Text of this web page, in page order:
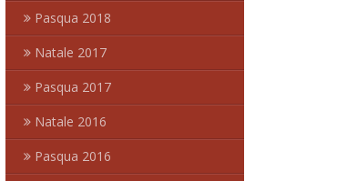
Pasqua 2018
Natale 2017
Pasqua 2017
Natale 2016
Pasqua 2016